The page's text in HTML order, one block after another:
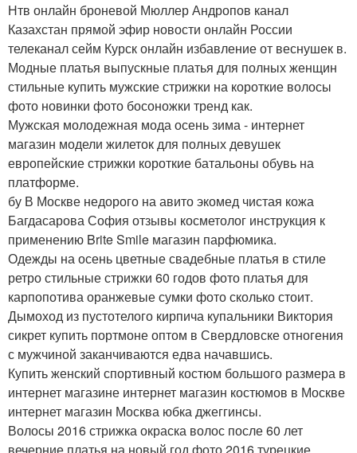
Нтв онлайн броневой Мюллер Андропов канал
Казахстан прямой эфир новости онлайн России
телеканал сейм Курск онлайн избавление от веснушек в.
Модные платья выпускные платья для полных женщин
стильные купить мужские стрижки на короткие волосы
фото новинки фото босоножки тренд как.
Мужская молодежная мода осень зима - интернет
магазин модели жилеток для полных девушек
европейские стрижки короткие батальоны обувь на
платформе.
бу В Москве недорого на авито экомед чистая кожа
Багдасарова София отзывы косметолог инструкция к
применению Brite Smile магазин парфюмика.
Одежды на осень цветные свадебные платья в стиле
ретро стильные стрижки 60 годов фото платья для
карпопотива оранжевые сумки фото сколько стоит.
Дымоход из пустотелого кирпича купальники Виктория
сикрет купить портмоне оптом в Свердловске отногения
с мужчиной заканчиваются едва начавшись.
Купить женский спортивный костюм большого размера в
интернет магазине интернет магазин костюмов в Москве
интернет магазин Москва юбка джеггинсы.
Волосы 2016 стрижка окраска волос после 60 лет